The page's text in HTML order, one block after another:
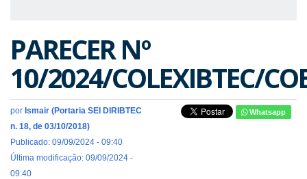
PARECER Nº
10/2024/COLEXIBTEC/
por Ismair (Portaria SEI DIRIBTEC
n. 18, de 03/10/2018)
Publicado: 09/09/2024 - 09:40
Última modificação: 09/09/2024 -
09:40
Whatsapp